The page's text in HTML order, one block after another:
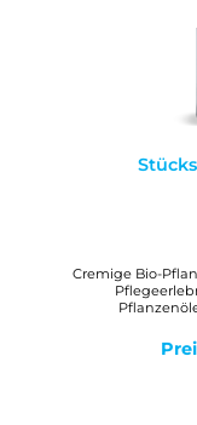
Cremige Bio-